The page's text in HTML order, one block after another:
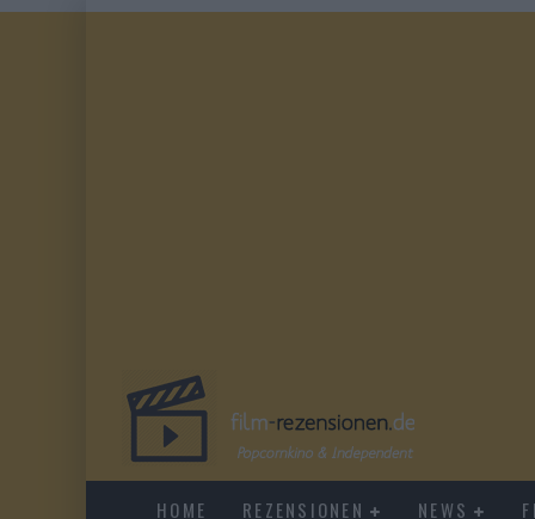
HOME REZENSIONEN NEWS